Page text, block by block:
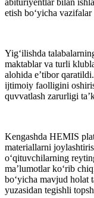
abituriyentlar bilan
etish bo‘yicha
Yig‘ilishda
maktablar va turli
alohida e’tibor
ijtimoiy faolligini
quvvatlash zarurligi
Kengashda HEMIS
materiallarni
o‘qituvchilarning
ma’lumotlar ko‘rib
bo‘yicha mavjud holat
yuzasidan tegishli